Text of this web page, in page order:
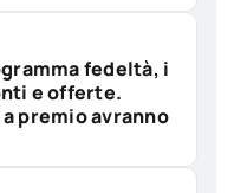
fedeltà, i
e offerte.
premio avranno